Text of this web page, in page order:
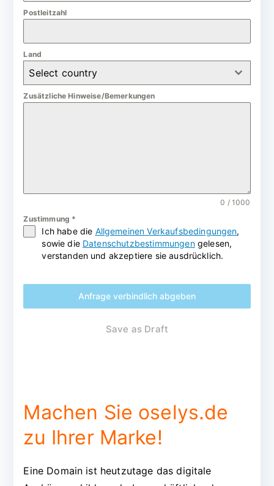
Postleitzahl
Land
Select country
Zusätzliche Hinweise/Bemerkungen
0 / 1000
Zustimmung *
Ich habe die Allgemeinen Verkaufsbedingungen,
sowie die Datenschutzbestimmungengelesen,
verstanden und akzeptiere sie ausdrücklich.
Anfrage verbindlich abgeben
Save as Draft
Machen Sie oselys.de
zu Ihrer Marke!
Eine Domain ist heutzutage das digitale